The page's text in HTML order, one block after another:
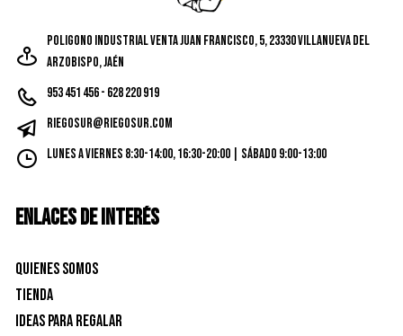
Poligono Industrial Venta Juan Francisco, 5, 23330 Villanueva del
Arzobispo, Jaén
953 451 456 - 628 220 919
riegosur@riegosur.com
Lunes a Viernes 8:30-14:00, 16:30-20:00 | Sábado 9:00-13:00
ENLACES DE INTERÉS
Quienes Somos
Tienda
Ideas para Regalar